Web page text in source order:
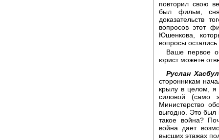
повторил свою
был фильм,
доказательств
вопросов этот
Юшенкова,
вопросы остались
Ваше первое
юрист можете
Руслан
сторонникам
крылу в целом, я
силовой (само
Министерство
выгодно. Это был
такое война?
война дает
высших этажах